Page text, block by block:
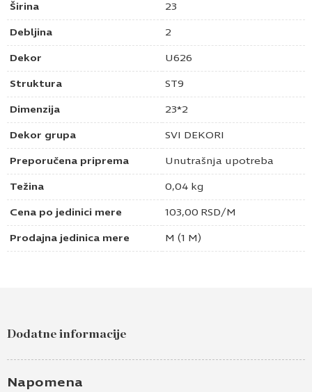
Širina 23
Debljina 2
Dekor U626
Struktura ST9
Dimenzija 23*2
Dekor grupa SVI DEKORI
Preporučena priprema Unutrašnja upotreba
Težina 0,04 kg
Cena po jedinici mere 103,00 RSD/M
Prodajna jedinica mere M (1 M)
Dodatne informacije
Napomena